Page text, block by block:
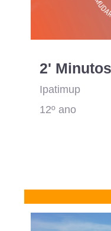
Ipatimup
12º ano